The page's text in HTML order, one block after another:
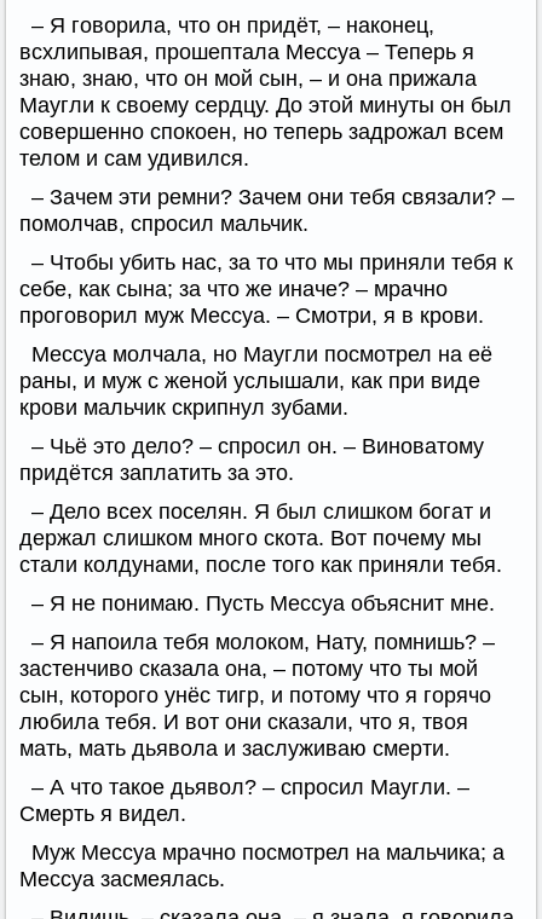
– Я говорила, что он придёт, – наконец,
всхлипывая, прошептала Мессуа – Теперь я
знаю, знаю, что он мой сын, – и она прижала
Маугли к своему сердцу. До этой минуты он был
совершенно спокоен, но теперь задрожал всем
телом и сам удивился.
– Зачем эти ремни? Зачем они тебя связали? –
помолчав, спросил мальчик.
– Чтобы убить нас, за то что мы приняли тебя к
себе, как сына; за что же иначе? – мрачно
проговорил муж Мессуа. – Смотри, я в крови.
Мессуа молчала, но Маугли посмотрел на её
раны, и муж с женой услышали, как при виде
крови мальчик скрипнул зубами.
– Чьё это дело? – спросил он. – Виноватому
придётся заплатить за это.
– Дело всех поселян. Я был слишком богат и
держал слишком много скота. Вот почему мы
стали колдунами, после того как приняли тебя.
– Я не понимаю. Пусть Мессуа объяснит мне.
– Я напоила тебя молоком, Нату, помнишь? –
застенчиво сказала она, – потому что ты мой
сын, которого унёс тигр, и потому что я горячо
любила тебя. И вот они сказали, что я, твоя
мать, мать дьявола и заслуживаю смерти.
– А что такое дьявол? – спросил Маугли. –
Смерть я видел.
Муж Мессуа мрачно посмотрел на мальчика; а
Мессуа засмеялась.